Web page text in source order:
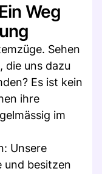
Weg
Sehen
die uns dazu
Es ist kein
ihre
im
Unsere
und besitzen